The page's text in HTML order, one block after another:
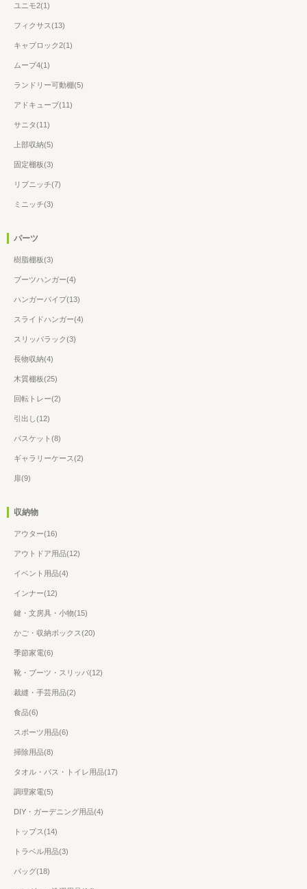
ユニモ2(1)
フィクサス(13)
キャブロック2(1)
ムーブ4(1)
ランドリー可動棚(5)
アドキューブ(11)
サニタ(11)
上部収納(5)
固定棚板(3)
リブニッチ(7)
ミニッチ(3)
パーツ
樹脂棚板(3)
ブーツハンガー(4)
ハンガーパイプ(13)
スライドハンガー(4)
スリッパラック(3)
長物収納(4)
木質棚板(25)
回転トレー(2)
引出し(12)
バスケット(8)
ギャラリーケース(2)
扉(9)
収納物
アウター(16)
アウトドア用品(12)
イベント用品(4)
インナー(12)
鍵・文房具・小物(15)
かご・収納ボックス(20)
季節家電(6)
靴・ブーツ・スリッパ(12)
裁縫・手芸用品(2)
食品(6)
スポーツ用品(6)
掃除用品(8)
タオル・バス・トイレ用品(17)
調理家電(5)
DIY・ガーデニング用品(4)
トップス(14)
トラベル用品(3)
バッグ(18)